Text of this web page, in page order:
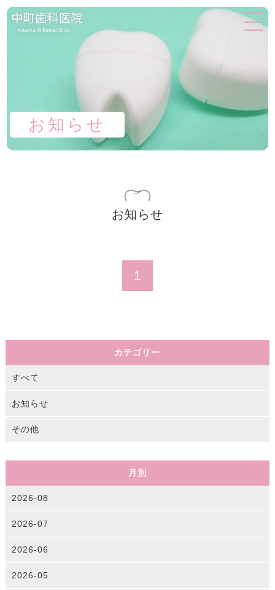
お知らせ
お知らせ
1
カテゴリー
すべて
お知らせ
その他
月別
2026-08
2026-07
2026-06
2026-05